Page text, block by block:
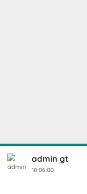
admin gt
18:06:00